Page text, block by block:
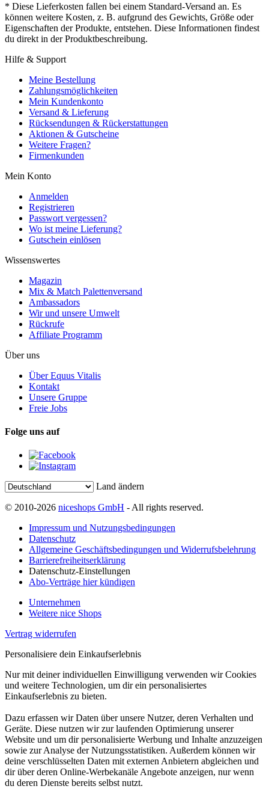
* Diese Lieferkosten fallen bei einem Standard-Versand an. Es
können weitere Kosten, z. B. aufgrund des Gewichts, Größe oder
Eigenschaften der Produkte, entstehen. Diese Informationen findest
du direkt in der Produktbeschreibung.
Hilfe & Support
Meine Bestellung
Zahlungsmöglichkeiten
Mein Kundenkonto
Versand & Lieferung
Rücksendungen & Rückerstattungen
Aktionen & Gutscheine
Weitere Fragen?
Firmenkunden
Mein Konto
Anmelden
Registrieren
Passwort vergessen?
Wo ist meine Lieferung?
Gutschein einlösen
Wissenswertes
Magazin
Mix & Match Palettenversand
Ambassadors
Wir und unsere Umwelt
Rückrufe
Affiliate Programm
Über uns
Über Equus Vitalis
Kontakt
Unsere Gruppe
Freie Jobs
Folge uns auf
Land ändern
© 2010-2026 niceshops GmbH - All rights reserved.
Impressum und Nutzungsbedingungen
Datenschutz
Allgemeine Geschäftsbedingungen und Widerrufsbelehrung
Barrierefreiheitserklärung
Datenschutz-Einstellungen
Abo-Verträge hier kündigen
Unternehmen
Weitere nice Shops
Vertrag widerrufen
Personalisiere dein Einkaufserlebnis
Nur mit deiner individuellen Einwilligung verwenden wir Cookies
und weitere Technologien, um dir ein personalisiertes
Einkaufserlebnis zu bieten.
Dazu erfassen wir Daten über unsere Nutzer, deren Verhalten und
Geräte. Diese nutzen wir zur laufenden Optimierung unserer
Website und um dir personalisierte Werbung und Inhalte anzuzeigen
sowie zur Analyse der Nutzungsstatistiken. Außerdem können wir
deine verschlüsselten Daten mit externen Anbietern abgleichen und
dir über deren Online-Werbekanäle Angebote anzeigen, nur wenn
du deren Dienste bereits selbst nutzt.